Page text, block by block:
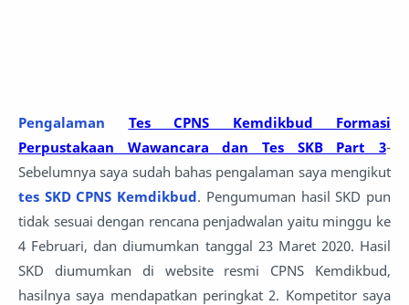
Pengalaman Tes CPNS Kemdikbud Formasi
Perpustakaan Wawancara dan Tes SKB Part 3-
Sebelumnya saya sudah bahas pengalaman saya mengikut
tes SKD CPNS Kemdikbud. Pengumuman hasil SKD pun
tidak sesuai dengan rencana penjadwalan yaitu minggu ke
4 Februari, dan diumumkan tanggal 23 Maret 2020. Hasil
SKD diumumkan di website resmi CPNS Kemdikbud,
hasilnya saya mendapatkan peringkat 2. Kompetitor saya